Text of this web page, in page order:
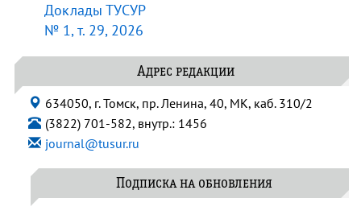
Доклады ТУСУР
№ 1, т. 29, 2026
Адрес редакции
634050, г. Томск, пр. Ленина, 40, МК, каб. 310/2
(3822) 701-582, внутр.: 1456
journal@tusur.ru
Подписка на обновления